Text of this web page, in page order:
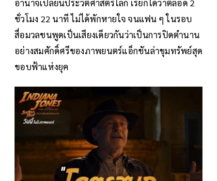
อำนาจเปลี่ยนประวัติศาสตร์โลก เรียกได้ว่าตลอด 2
ชั่วโมง 22 นาที ไม่ได้พักหายใจ จนแฟน ๆ ในรอบ
สื่อมวลชนพูดเป็นเสียงเดียวกันว่าเป็นการปิดตำนาน
อย่างสมศักดิ์ศรีของภาพยนตร์แอ็กชันล่าขุมทรัพย์สุด
ขอบฟ้าแห่งยุค